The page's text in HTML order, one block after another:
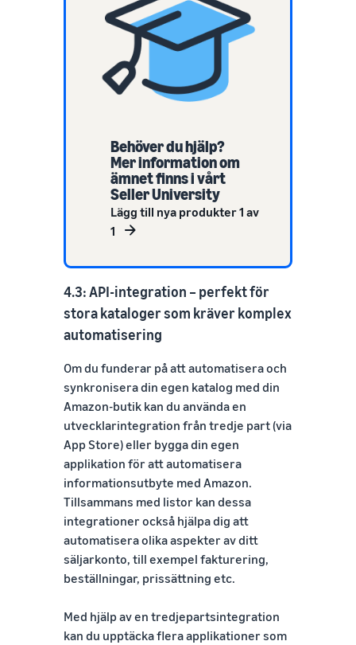
Behöver du hjälp?
Mer information om
ämnet finns i vårt
Seller University
Lägg till nya produkter 1 av
1
4.3: API-integration – perfekt för
stora kataloger som kräver komplex
automatisering
Om du funderar på att automatisera och
synkronisera din egen katalog med din
Amazon-butik kan du använda en
utvecklarintegration från tredje part (via
App Store) eller bygga din egen
applikation för att automatisera
informationsutbyte med Amazon.
Tillsammans med listor kan dessa
integrationer också hjälpa dig att
automatisera olika aspekter av ditt
säljarkonto, till exempel fakturering,
beställningar, prissättning etc.
Med hjälp av en tredjepartsintegration
kan du upptäcka flera applikationer som